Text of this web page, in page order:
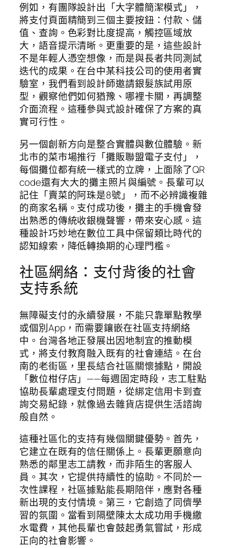
例如，有團隊設計出「大字體簡潔模式」，
將支付頁面精簡到三個主要按鈕：付款、儲
值、查詢。色彩對比度提高，觸控區域放
大，語音提示清晰。更重要的是，這些設計
不是年輕人憑空想像，而是與長者共同測試
迭代的成果。在台中某科技公司的使用者實
驗室，我們看到設計師邀請銀髮族試用原
型，觀察他們如何猶豫、哪裡卡關，再調整
介面流程。這種參與式設計確保了方案的真
實可行性。
另一個創新方向是整合實體與數位體驗。新
北市的菜市場推行「攤販聯盟電子支付」，
每個攤位都有統一樣式的立牌，上面除了QR
code還有大大的攤主照片與編號。長輩可以
記住「賣菜的阿珠是8號」，而不必辨識複雜
的商家名稱。支付成功後，攤主的手機會發
出熟悉的傳統收銀機聲響，帶來安心感。這
種設計巧妙地在數位工具中保留類比時代的
認知線索，降低轉換期的心理門檻。
社區網絡：支付背後的社會
支持系統
無障礙支付的永續發展，不能只靠單點教學
或個別App，而需要鑲嵌在社區支持網絡
中。台灣各地正發展出因地制宜的推動模
式，將支付教育融入既有的社會連結。在台
南的老街區，里長結合社區關懷據點，開設
「數位柑仔店」——每週固定時段，志工駐點
協助長輩處理支付問題，從綁定信用卡到查
詢交易紀錄，就像過去雜貨店提供生活諮詢
般自然。
這種社區化的支持有幾個關鍵優勢。首先，
它建立在既有的信任關係上。長輩更願意向
熟悉的鄰里志工請教，而非陌生的客服人
員。其次，它提供持續性的協助。不同於一
次性課程，社區據點能長期陪伴，應對各種
新出現的支付情境。第三，它創造了同儕學
習的氛圍。當看到隔壁陳太太成功用手機繳
水電費，其他長輩也會鼓起勇氣嘗試，形成
正向的社會影響。